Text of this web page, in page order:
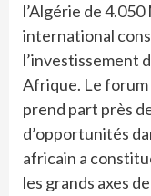
l’Algérie de
international
l’investissement
Afrique. Le forum
prend part près
d’opportunités
africain a
les grands axes